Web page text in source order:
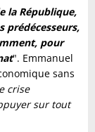
la République,
prédécesseurs,
pour
". Emmanuel
sans
crise
sur tout